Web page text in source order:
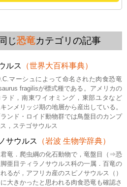
じ恐竜カテゴリの記事
ルス （世界大百科事典）
マーシュによって命名された肉食恐竜
fragilisが標式種である。アメリカの
ド，南東ワイオミング，東部ユタなど
ンメリッジ期の地層から産出している。
ンド・ロイド動物群では鳥盤目のカンプ
，ステゴサウルス
サウルス （岩波 生物学辞典）
君竜．爬虫綱の化石動物で，竜盤目（⇒恐
亜目ティラノサウルス科の一属．百竜の
るが，アフリカ産のスピノサウルス（）
大きかったと思われる肉食恐竜も確認さ